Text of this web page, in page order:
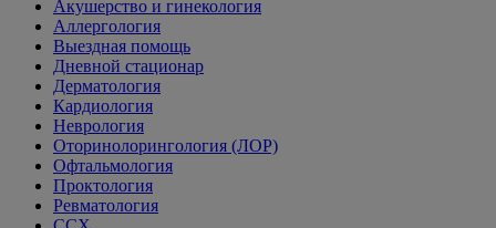
Акушерство и гинекология
Аллергология
Выездная помощь
Дневной стационар
Дерматология
Кардиология
Неврология
Оторинолорингология (ЛОР)
Офтальмология
Проктология
Ревматология